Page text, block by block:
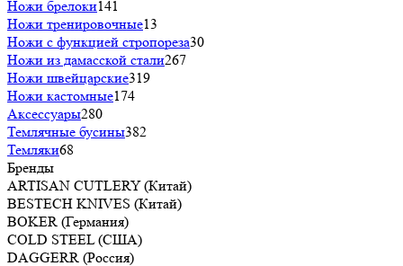
Ножи брелоки141
Ножи тренировочные13
Ножи c функцией стропореза30
Ножи из дамасской стали267
Ножи швейцарские319
Ножи кастомные174
Аксессуары280
Темлячные бусины382
Темляки68
Бренды
ARTISAN CUTLERY (Китай)
BESTECH KNIVES (Китай)
BOKER (Германия)
COLD STEEL (США)
DAGGERR (Россия)